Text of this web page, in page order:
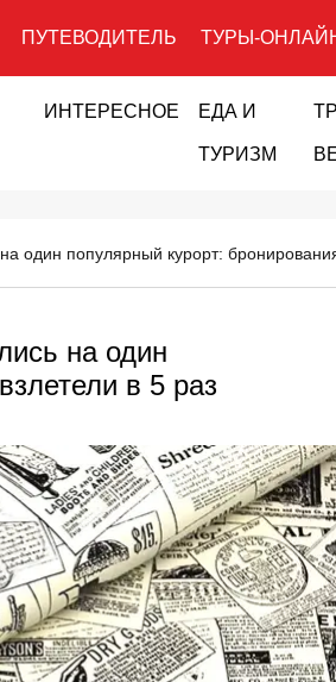
ПУТЕВОДИТЕЛЬ ТУРЫ-
ИНТЕРЕСНОЕ ЕДА И
ТУРИЗМ
один популярный курорт:
на один
в 5 раз